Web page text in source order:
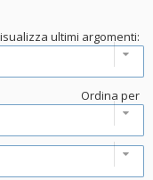
ultimi argomenti:
Ordina per